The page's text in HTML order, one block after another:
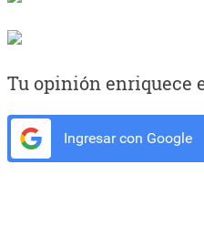
Tu opinión enriquece
Ingresar con Google